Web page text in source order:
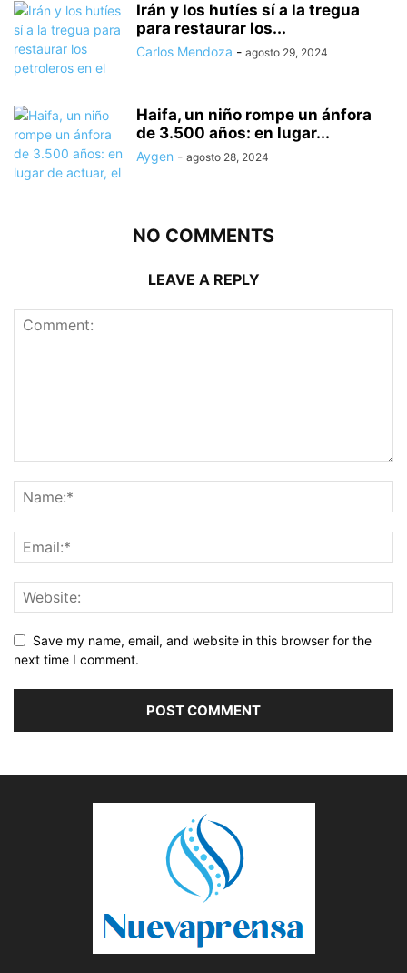
Irán y los hutíes sí a la tregua
para restaurar los...
Carlos Mendoza - agosto 29, 2024
Haifa, un niño rompe un ánfora
de 3.500 años: en lugar...
Aygen - agosto 28, 2024
NO COMMENTS
LEAVE A REPLY
Save my name, email, and website in this browser for the
next time I comment.